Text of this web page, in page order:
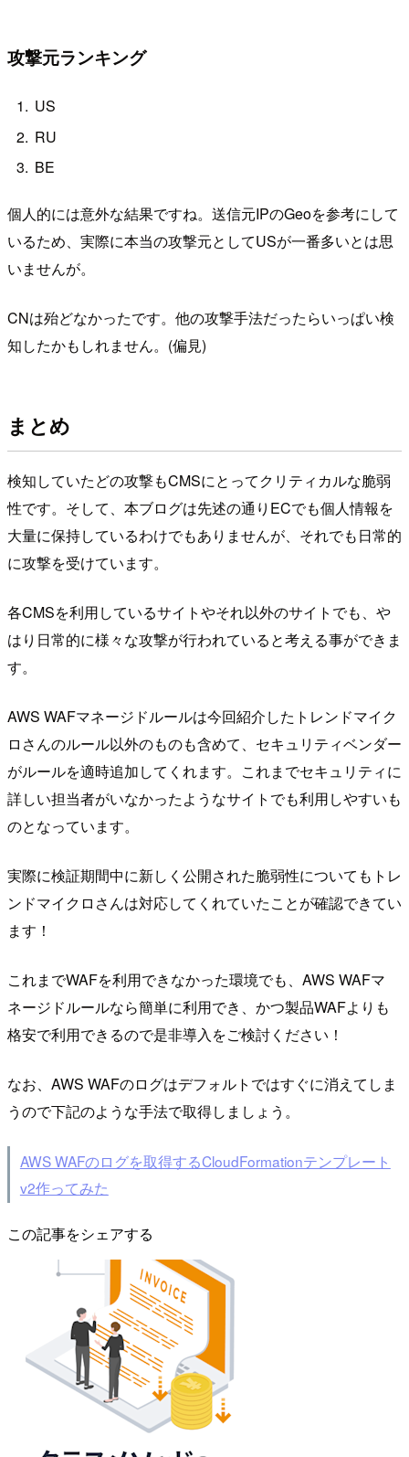
攻撃元ランキング
US
RU
BE
個人的には意外な結果ですね。送信元IPのGeoを参考にして
いるため、実際に本当の攻撃元としてUSが一番多いとは思
いませんが。
CNは殆どなかったです。他の攻撃手法だったらいっぱい検
知したかもしれません。(偏見)
まとめ
検知していたどの攻撃もCMSにとってクリティカルな脆弱
性です。そして、本ブログは先述の通りECでも個人情報を
大量に保持しているわけでもありませんが、それでも日常的
に攻撃を受けています。
各CMSを利用しているサイトやそれ以外のサイトでも、や
はり日常的に様々な攻撃が行われていると考える事ができま
す。
AWS WAFマネージドルールは今回紹介したトレンドマイク
ロさんのルール以外のものも含めて、セキュリティベンダー
がルールを適時追加してくれます。これまでセキュリティに
詳しい担当者がいなかったようなサイトでも利用しやすいも
のとなっています。
実際に検証期間中に新しく公開された脆弱性についてもトレ
ンドマイクロさんは対応してくれていたことが確認できてい
ます！
これまでWAFを利用できなかった環境でも、AWS WAFマ
ネージドルールなら簡単に利用でき、かつ製品WAFよりも
格安で利用できるので是非導入をご検討ください！
なお、AWS WAFのログはデフォルトではすぐに消えてしま
うので下記のような手法で取得しましょう。
AWS WAFのログを取得するCloudFormationテンプレート
v2作ってみた
この記事をシェアする